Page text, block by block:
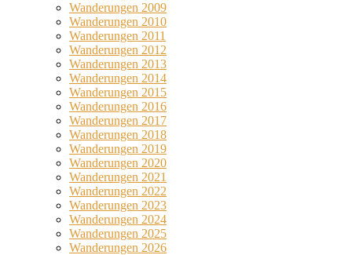
Wanderungen 2009
Wanderungen 2010
Wanderungen 2011
Wanderungen 2012
Wanderungen 2013
Wanderungen 2014
Wanderungen 2015
Wanderungen 2016
Wanderungen 2017
Wanderungen 2018
Wanderungen 2019
Wanderungen 2020
Wanderungen 2021
Wanderungen 2022
Wanderungen 2023
Wanderungen 2024
Wanderungen 2025
Wanderungen 2026